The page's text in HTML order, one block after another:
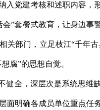
入党建考核和述职内容，
”套餐式教育，让身边事
部门，立足枝江“千年
腐”的思想自觉。
健全，深层次是系统思维
明确各成员单位重点任